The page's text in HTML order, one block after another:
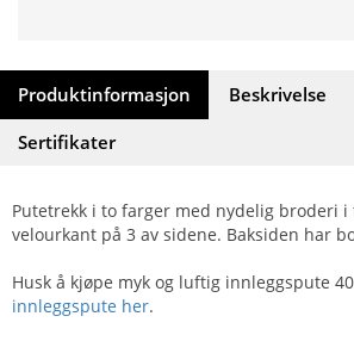
Produktinformasjon Beskrivelse
Sertifikater
Putetrekk i to farger med nydelig broderi i
velourkant på 3 av sidene. Baksiden har
Husk å kjøpe myk og luftig innleggspute
innleggspute her.